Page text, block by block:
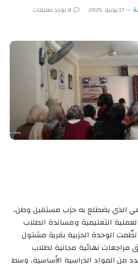
17 يونيو، 2025
لا توجد تعليقات
الذي يضطلع به حزب مستقبل وطن،
التعليمية ومساندة الطلاب
نظّمت الوحدة الحزبية بقرية مشتول
مراجعات نهائية مجانية لطلاب
من المواد الدراسية الأساسية، وسط